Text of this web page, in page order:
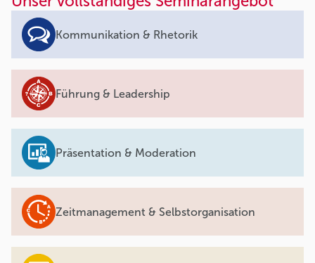
Kommunikation & Rhetorik
Führung & Leadership
Präsentation & Moderation
Zeitmanagement & Selbstorganisation